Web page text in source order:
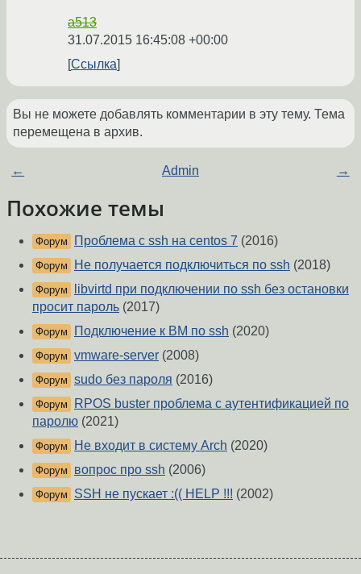
a513
31.07.2015 16:45:08 +00:00
Ссылка
Вы не можете добавлять комментарии в эту тему. Тема
перемещена в архив.
← Admin →
Похожие темы
Форум Проблема с ssh на centos 7 (2016)
Форум Не получается подключиться по ssh (2018)
Форум
libvirtd при подключении по ssh без остановки
просит пароль (2017)
Форум Подключение к ВМ по ssh (2020)
Форум vmware-server (2008)
Форум sudo без пароля (2016)
Форум
RPOS buster проблема с аутентификацией по
паролю (2021)
Форум Не входит в систему Arch (2020)
Форум вопрос про ssh (2006)
Форум SSH не пускает :(( HELP !!! (2002)